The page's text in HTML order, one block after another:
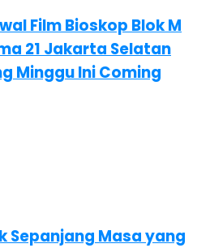
Film Bioskop Blok M
21 Jakarta Selatan
Minggu Ini Coming
Sepanjang Masa yang